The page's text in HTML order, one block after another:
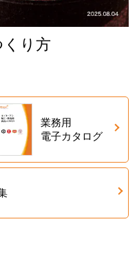
くり方
業務用
電子カタログ